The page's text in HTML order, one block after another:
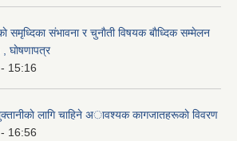
समृध्दिका संभावना र चुनाैती विषयक बाैध्दिक सम्मेलन
घाेषणापत्र
15:16
लागि चाहिने अावश्यक कागजातहरूकाे विवरण
16:56